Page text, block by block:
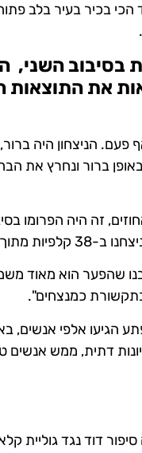
בכיר בעיר בלב
בסיבוב השני,
את התוצאות
פעם. הניצחון היה
איש ואישה, שהביעו באופן ברור
חוויתי את זה כבר בסיבוב הראשון, שכמעט הגענו ל-37%
מתוך 40".
שהפער הוא מאוד
בתקשורת כמנצחים".
הגיעו אלפי אנשים,
דתית, ממש אנשים
דוד נגד גוליית